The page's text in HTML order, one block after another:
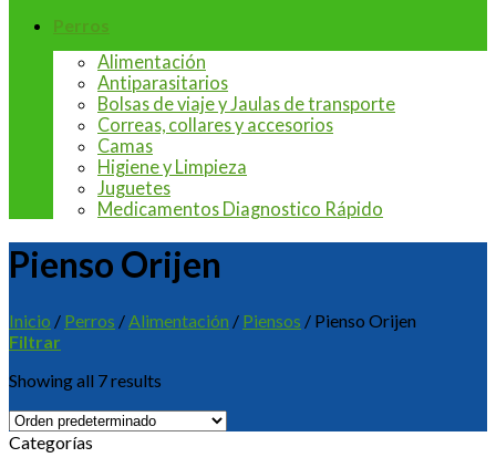
Perros
Alimentación
Antiparasitarios
Bolsas de viaje y Jaulas de transporte
Correas, collares y accesorios
Camas
Higiene y Limpieza
Juguetes
Medicamentos Diagnostico Rápido
Pienso Orijen
Inicio / Perros /Alimentación / Piensos / Pienso Orijen
Filtrar
Showing all 7 results
Categorías